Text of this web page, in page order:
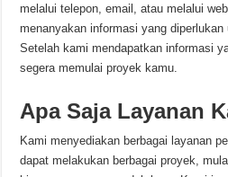
melalui telepon, email, atau melalui
menanyakan informasi yang
Setelah kami mendapatkan informasi
segera memulai proyek kamu.
Apa Saja Layanan
Kami menyediakan berbagai layanan
dapat melakukan berbagai proyek,